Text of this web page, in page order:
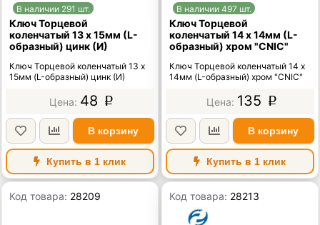
В наличии 291 шт.
Ключ Торцевой
коленчатый 13 х 15мм (L-
образный) цинк (И)
Ключ Торцевой коленчатый 13 х
15мм (L-образный) цинк (И)
48 p
В корзину
Купить в 1 клик
В наличии 497 шт.
Ключ Торцевой
коленчатый 14 х 14мм (L-
образный) хром "CNIC"
Ключ Торцевой коленчатый 14 х
14мм (L-образный) хром "CNIC"
135 p
В корзину
Купить в 1 клик
Код товара: 28209 Код товара: 28213